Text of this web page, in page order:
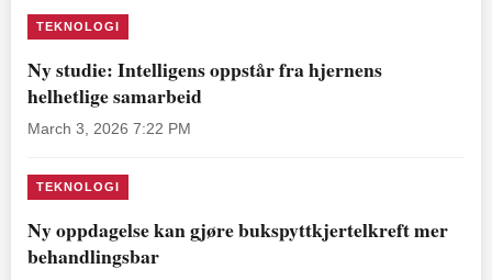
TEKNOLOGI
Ny studie: Intelligens oppstår fra hjernens
helhetlige samarbeid
March 3, 2026 7:22 PM
TEKNOLOGI
Ny oppdagelse kan gjøre bukspyttkjertelkreft mer
behandlingsbar